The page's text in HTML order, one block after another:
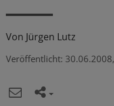
Von Jürgen Lutz
Veröffentlicht: